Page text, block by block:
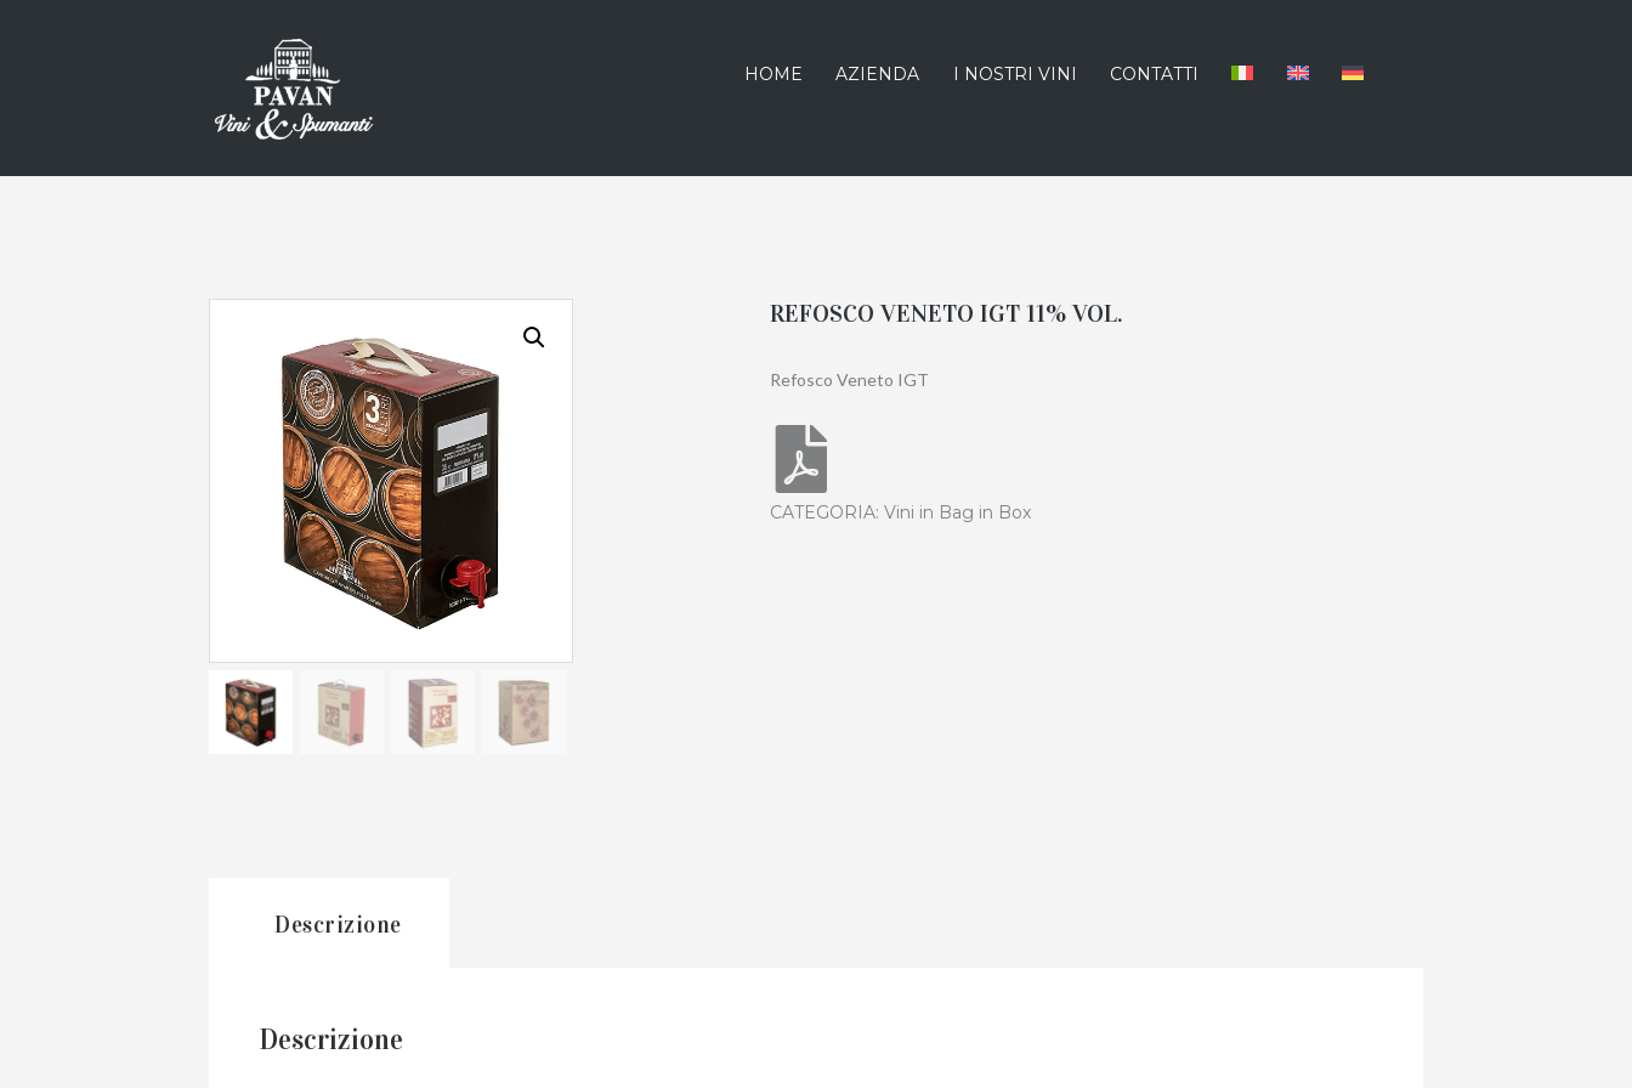
HOME AZIENDA I NOSTRI VINI CONTATTI
REFOSCO VENETO IGT 11% VOL.
Refosco Veneto IGT
CATEGORIA: Vini in Bag in Box
Descrizione
Descrizione